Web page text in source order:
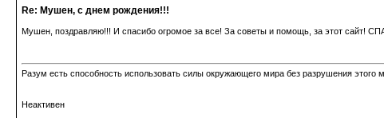
Re: Мушен, с днем рождения!!!
Мушен, поздравляю!!! И спасибо огромое за все! За советы и помощь, за этот сайт!
Разум есть способность использовать силы окружающего мира без разрушения этого
Неактивен